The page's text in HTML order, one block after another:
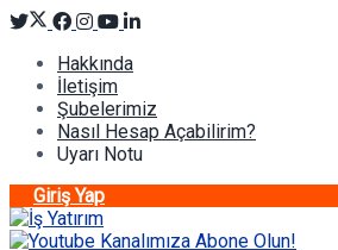
Hakkında
İletişim
Şubelerimiz
Nasıl Hesap Açabilirim?
Uyarı Notu
Giriş Yap